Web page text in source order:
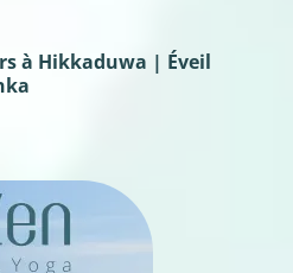
à Hikkaduwa | Éveil